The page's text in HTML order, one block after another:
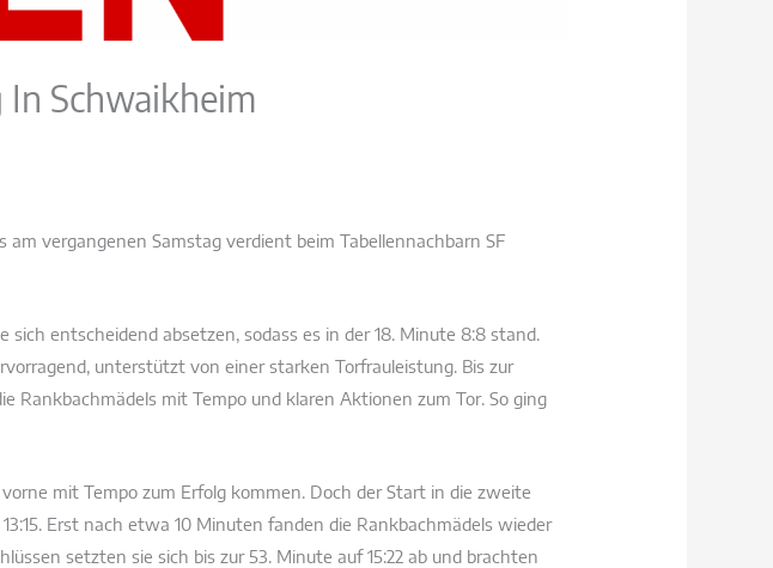
Schwaikheim
vergangenen Samstag verdient beim Tabellennachbarn SF
entscheidend absetzen, sodass es in der 18. Minute 8:8 stand.
unterstützt von einer starken Torfrauleistung. Bis zur
Rankbachmädels mit Tempo und klaren Aktionen zum Tor. So ging
mit Tempo zum Erfolg kommen. Doch der Start in die zweite
Erst nach etwa 10 Minuten fanden die Rankbachmädels wieder
setzten sie sich bis zur 53. Minute auf 15:22 ab und brachten